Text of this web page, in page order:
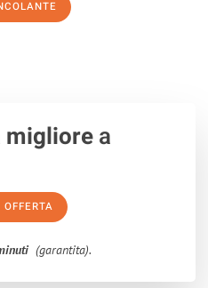
a
OFFERTA
(garantita).